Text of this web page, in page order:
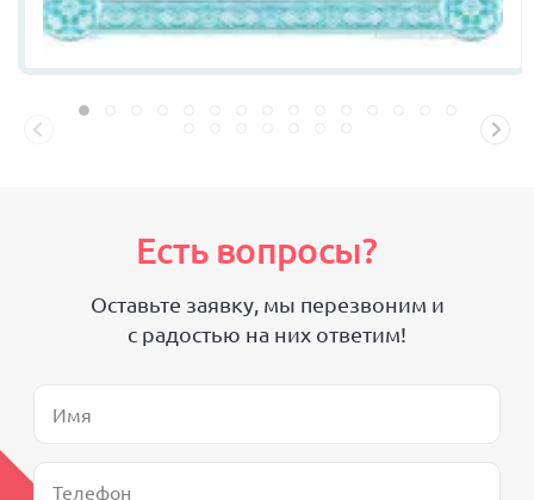
Есть вопросы?
Оставьте заявку, мы перезвоним и
с радостью на них ответим!